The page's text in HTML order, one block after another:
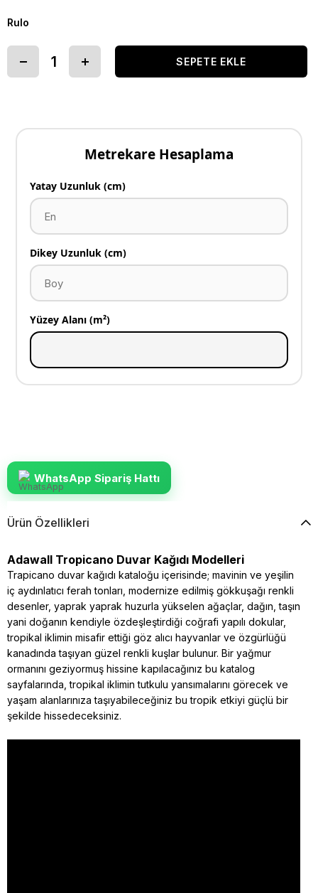
Rulo
Metrekare Hesaplama
Yatay Uzunluk (cm)
Dikey Uzunluk (cm)
Yüzey Alanı (m²)
WhatsApp Sipariş Hattı
Ürün Özellikleri
Adawall Tropicano Duvar Kağıdı Modelleri
Trapicano duvar kağıdı kataloğu içerisinde; mavinin ve yeşilin
iç aydınlatıcı ferah tonları, modernize edilmiş gökkuşağı renkli
desenler, yaprak yaprak huzurla yükselen ağaçlar, dağın, taşın
yani doğanın kendiyle özdeşleştirdiği coğrafi yapılı dokular,
tropikal iklimin misafir ettiği göz alıcı hayvanlar ve özgürlüğü
kanadında taşıyan güzel renkli kuşlar bulunur. Bir yağmur
ormanını geziyormuş hissine kapılacağınız bu katalog
sayfalarında, tropikal iklimin tutkulu yansımalarını görecek ve
yaşam alanlarınıza taşıyabileceğiniz bu tropik etkiyi güçlü bir
şekilde hissedeceksiniz.